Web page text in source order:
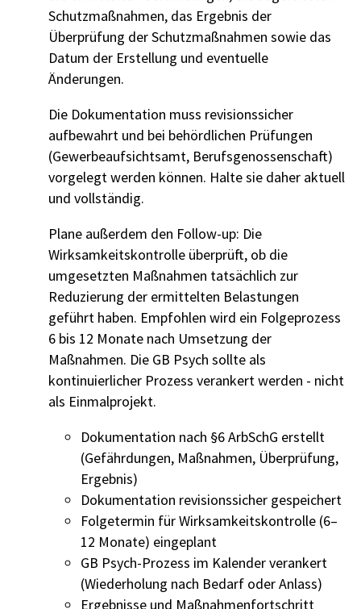
Schutzmaßnahmen, das Ergebnis der
Überprüfung der Schutzmaßnahmen sowie das
Datum der Erstellung und eventuelle
Änderungen.
Die Dokumentation muss revisionssicher
aufbewahrt und bei behördlichen Prüfungen
(Gewerbeaufsichtsamt, Berufsgenossenschaft)
vorgelegt werden können. Halte sie daher aktuell
und vollständig.
Plane außerdem den Follow-up: Die
Wirksamkeitskontrolle überprüft, ob die
umgesetzten Maßnahmen tatsächlich zur
Reduzierung der ermittelten Belastungen
geführt haben. Empfohlen wird ein Folgeprozess
6 bis 12 Monate nach Umsetzung der
Maßnahmen. Die GB Psych sollte als
kontinuierlicher Prozess verankert werden - nicht
als Einmalprojekt.
Dokumentation nach §6 ArbSchG erstellt
(Gefährdungen, Maßnahmen, Überprüfung,
Ergebnis)
Dokumentation revisionssicher gespeichert
Folgetermin für Wirksamkeitskontrolle (6–
12 Monate) eingeplant
GB Psych-Prozess im Kalender verankert
(Wiederholung nach Bedarf oder Anlass)
Ergebnisse und Maßnahmenfortschritt